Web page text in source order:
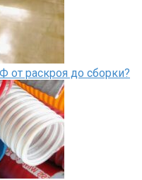
от раскроя до сборки?